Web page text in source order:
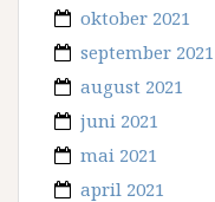
oktober 2021
september 2021
august 2021
juni 2021
mai 2021
april 2021